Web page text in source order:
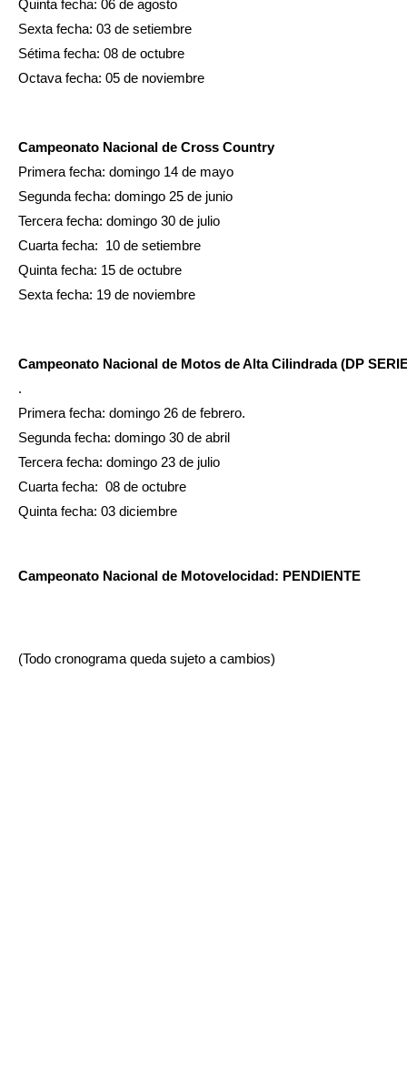
Quinta fecha: 06 de agosto
Sexta fecha: 03 de setiembre
Sétima fecha: 08 de octubre
Octava fecha: 05 de noviembre
Campeonato Nacional de Cross Country
Primera fecha: domingo 14 de mayo
Segunda fecha: domingo 25 de junio
Tercera fecha: domingo 30 de julio
Cuarta fecha:  10 de setiembre
Quinta fecha: 15 de octubre
Sexta fecha: 19 de noviembre
Campeonato Nacional de Motos de Alta Cilindrada (DP
.
Primera fecha: domingo 26 de febrero.
Segunda fecha: domingo 30 de abril
Tercera fecha: domingo 23 de julio
Cuarta fecha:  08 de octubre
Quinta fecha: 03 diciembre
Campeonato Nacional de Motovelocidad: PENDIENTE
(Todo cronograma queda sujeto a cambios)